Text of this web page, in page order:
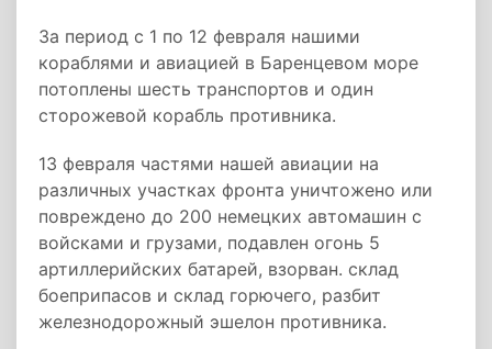
За период с 1 по 12 февраля нашими
кораблями и авиацией в Баренцевом море
потоплены шесть транспортов и один
сторожевой корабль противника.
13 февраля частями нашей авиации на
различных участках фронта уничтожено или
повреждено до 200 немецких автомашин с
войсками и грузами, подавлен огонь 5
артиллерийских батарей, взорван. склад
боеприпасов и склад горючего, разбит
железнодорожный эшелон противника.